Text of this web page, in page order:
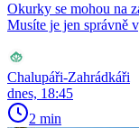
Okurky se mohou na
Musíte je jen správně
Chalupáři-Zahrádkáři
dnes, 18:45
2 min